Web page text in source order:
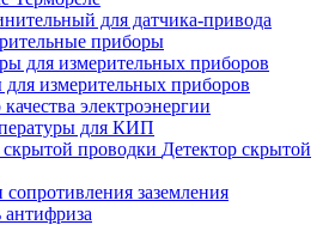
для датчика-привода
приборы
для измерительных приборов
электроэнергии
для КИП
Детектор скрытой
заземления